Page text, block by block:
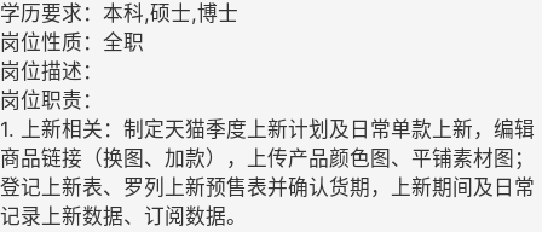
学历要求：本科,硕士,博士
岗位性质：全职
岗位描述：
岗位职责：
1. 上新相关：制定天猫季度上新计划及日常单款上新，编辑
商品链接（换图、加款），上传产品颜色图、平铺素材图；
登记上新表、罗列上新预售表并确认货期，上新期间及日常
记录上新数据、订阅数据。